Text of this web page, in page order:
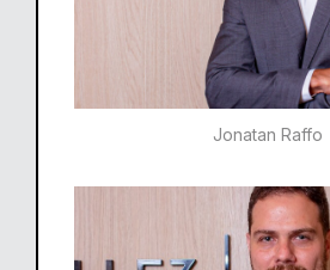
Jonatan Raffo